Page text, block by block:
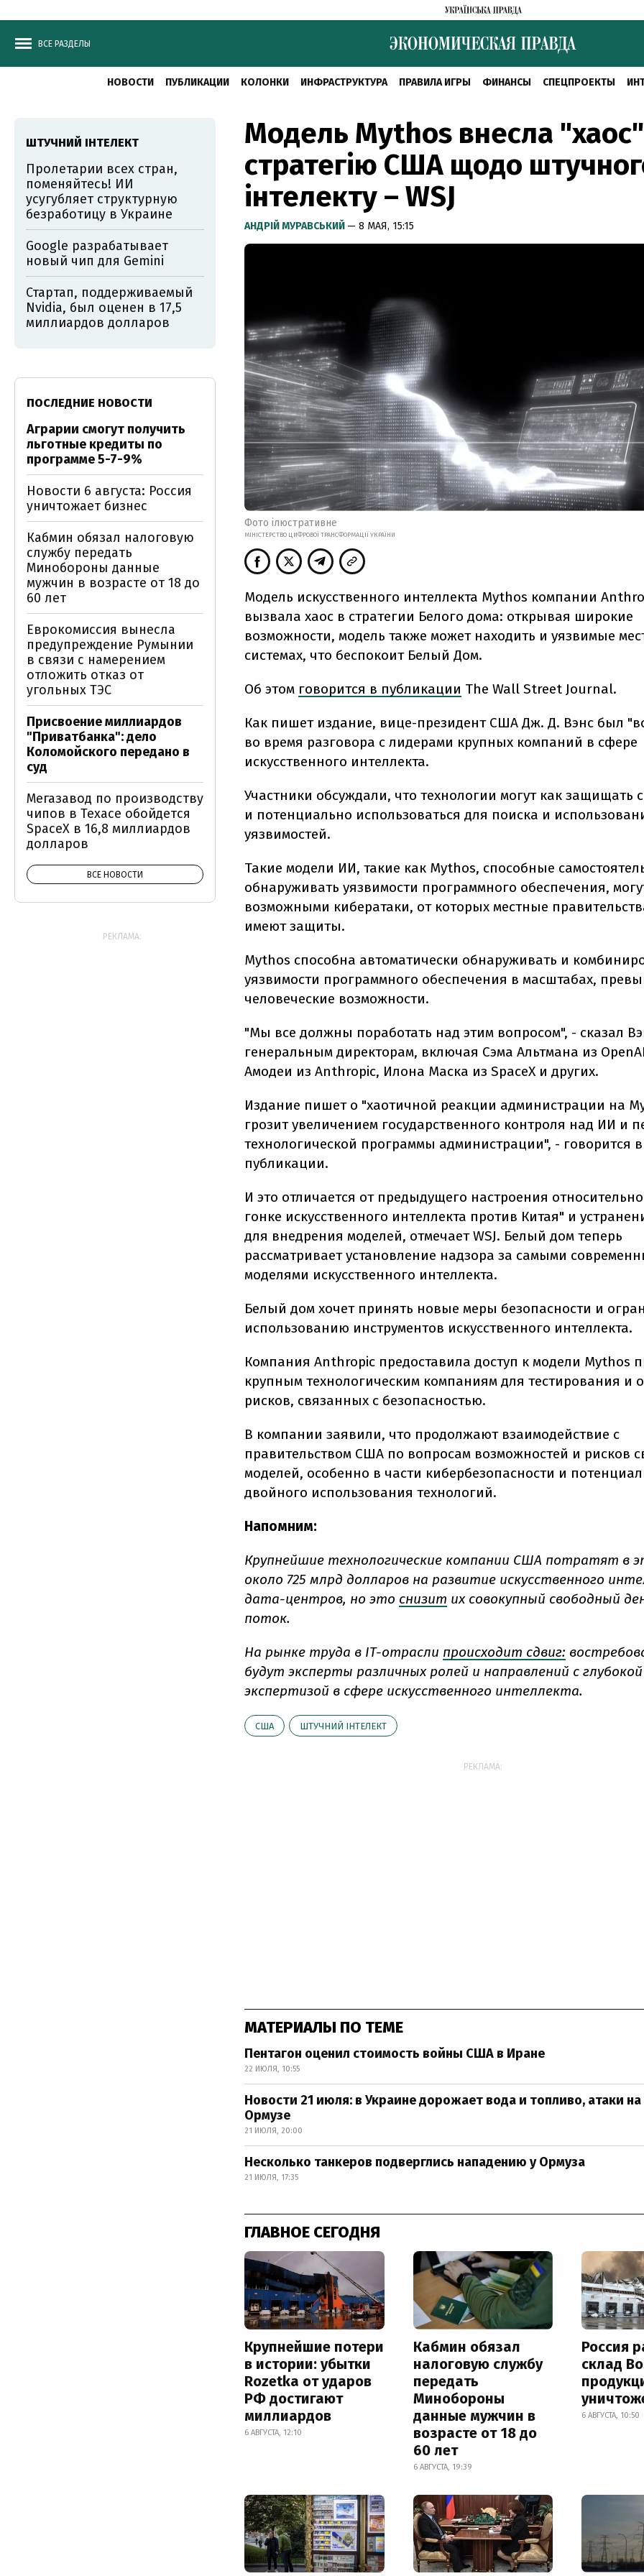
ВСЕ РАЗДЕЛЫ
НОВОСТИ ПУБЛИКАЦИИ КОЛОНКИ ИНФРАСТРУКТУРА ПРАВИЛА ИГРЫ ФИНАНСЫ СПЕЦПРОЕКТЫ
Модель Mythos внесла
стратегію США щодо
інтелекту – WSJ
АНДРІЙ МУРАВСЬКИЙ — 8 МАЯ, 15:15
Фото ілюстративне
МІНІСТЕРСТВО ЦИФРОВОЇ ТРАНСФОРМАЦІЇ УКРАЇНИ
Модель искусственного интеллекта Mythos компании
вызвала хаос в стратегии Белого дома: открывая широкие
возможности, модель также может находить и уязвимые
системах, что беспокоит Белый Дом.
Об этом говорится в публикации The Wall Street Journal.
Как пишет издание, вице-президент США Дж. Д. Вэнс был
во время разговора с лидерами крупных компаний в сфере
искусственного интеллекта.
Участники обсуждали, что технологии могут как защищать
и потенциально использоваться для поиска и
уязвимостей.
Такие модели ИИ, такие как Mythos, способные
обнаруживать уязвимости программного обеспечения,
возможными кибератаки, от которых местные
имеют защиты.
Mythos способна автоматически обнаруживать и
уязвимости программного обеспечения в масштабах,
человеческие возможности.
"Мы все должны поработать над этим вопросом", - сказал
генеральным директорам, включая Сэма Альтмана из
Амодеи из Anthropic, Илона Маска из SpaceX и других.
Издание пишет о "хаотичной реакции администрации на
грозит увеличением государственного контроля над ИИ и
технологической программы администрации", - говорится в
публикации.
И это отличается от предыдущего настроения
гонке искусственного интеллекта против Китая" и
для внедрения моделей, отмечает WSJ. Белый дом теперь
рассматривает установление надзора за самыми
моделями искусственного интеллекта.
Белый дом хочет принять новые меры безопасности и
использованию инструментов искусственного интеллекта.
Компания Anthropic предоставила доступ к модели Mythos
крупным технологическим компаниям для тестирования и
рисков, связанных с безопасностью.
В компании заявили, что продолжают взаимодействие с
правительством США по вопросам возможностей и рисков
моделей, особенно в части кибербезопасности и
двойного использования технологий.
Напомним:
Крупнейшие технологические компании США потратят в
около 725 млрд долларов на развитие искусственного
дата-центров, но это снизит их совокупный свободный
поток.
На рынке труда в IT-отрасли происходит сдвиг:
будут эксперты различных ролей и направлений с глубокой
экспертизой в сфере искусственного интеллекта.
США ШТУЧНИЙ ІНТЕЛЕКТ
РЕКЛАМА:
МАТЕРИАЛЫ ПО ТЕМЕ
Пентагон оценил стоимость войны США в Иране
22 ИЮЛЯ, 10:55
Новости 21 июля: в Украине дорожает вода и топливо, атаки
Ормузе
21 ИЮЛЯ, 20:00
Несколько танкеров подверглись нападению у Ормуза
21 ИЮЛЯ, 17:35
ГЛАВНОЕ СЕГОДНЯ
Крупнейшие потери
в истории: убытки
Rozetka от ударов
РФ достигают
миллиардов
6 АВГУСТА, 12:10
Кабмин обязал
налоговую службу
передать
Минобороны
данные мужчин в
возрасте от 18 до
60 лет
6 АВГУСТА, 19:39
Россия
склад
6 АВГУСТА, 10:50
ШТУЧНИЙ ІНТЕЛЕКТ
Пролетарии всех стран,
поменяйтесь! ИИ
усугубляет структурную
безработицу в Украине
Google разрабатывает
новый чип для Gemini
Стартап, поддерживаемый
Nvidia, был оценен в 17,5
миллиардов долларов
ПОСЛЕДНИЕ НОВОСТИ
Аграрии смогут получить
льготные кредиты по
программе 5-7-9%
Новости 6 августа: Россия
уничтожает бизнес
Кабмин обязал налоговую
службу передать
Минобороны данные
мужчин в возрасте от 18 до
60 лет
Еврокомиссия вынесла
предупреждение Румынии
в связи с намерением
отложить отказ от
угольных ТЭС
Присвоение миллиардов
"Приватбанка": дело
Коломойского передано в
суд
Мегазавод по производству
чипов в Техасе обойдется
SpaceX в 16,8 миллиардов
долларов
ВСЕ НОВОСТИ
РЕКЛАМА: